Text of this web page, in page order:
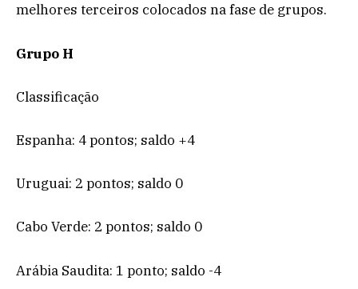
melhores terceiros colocados na fase de grupos.
Grupo H
Classificação
Espanha: 4 pontos; saldo +4
Uruguai: 2 pontos; saldo 0
Cabo Verde: 2 pontos; saldo 0
Arábia Saudita: 1 ponto; saldo -4